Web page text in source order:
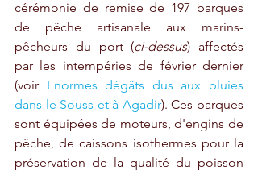
cérémonie de remise de 197 barques
de pêche artisanale aux marins-
pêcheurs du port (ci-dessus) affectés
par les intempéries de février dernier
(voir Enormes dégâts dus aux pluies
dans le Souss et à Agadir). Ces barques
sont équipées de moteurs, d'engins de
pêche, de caissons isothermes pour la
préservation de la qualité du poisson